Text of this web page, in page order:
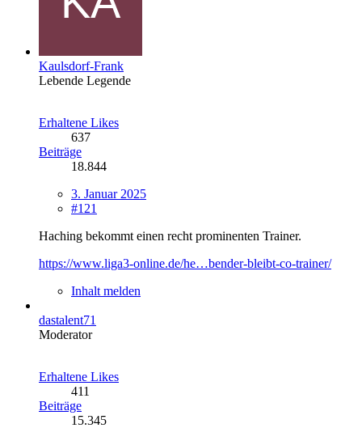
Kaulsdorf-Frank
Lebende Legende
Erhaltene Likes
637
Beiträge
18.844
3. Januar 2025
#121
Haching bekommt einen recht prominenten Trainer.
https://www.liga3-online.de/he…bender-bleibt-co-trainer/
Inhalt melden
dastalent71
Moderator
Erhaltene Likes
411
Beiträge
15.345